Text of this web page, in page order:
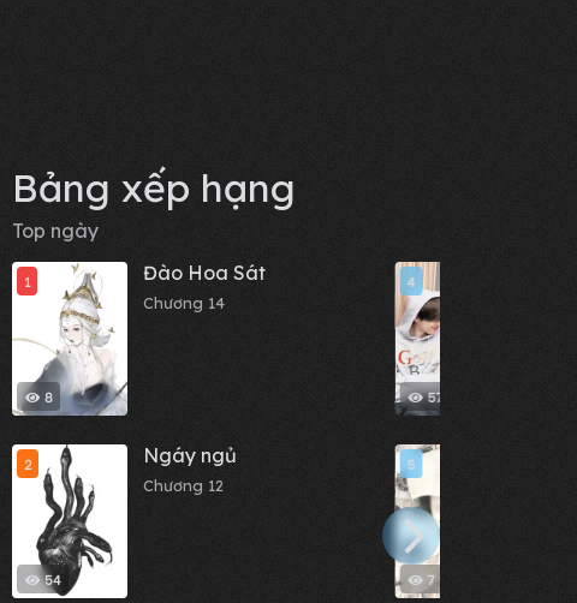
Bảng xếp hạng
Top ngày
8
1 Đào Hoa Sát
Chương 14
54
2 Ngáy ngủ
Chương 12
57
4
7
5